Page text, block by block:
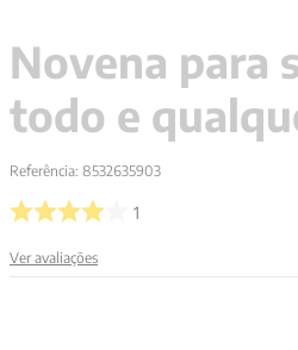
Novena para
todo e
Referência: 8532635903
1
Ver avaliações
4º 2027
5 º byung chul han